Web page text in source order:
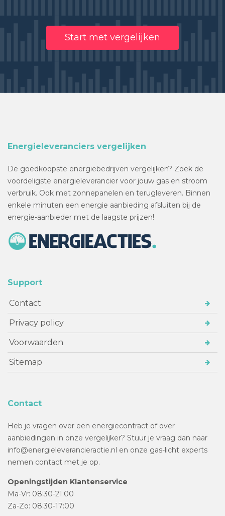
Start met vergelijken
Energieleveranciers vergelijken
De goedkoopste energiebedrijven vergelijken? Zoek de
voordeligste energieleverancier voor jouw gas en stroom
verbruik. Ook met zonnepanelen en terugleveren. Binnen
enkele minuten een energie aanbieding afsluiten bij de
energie-aanbieder met de laagste prijzen!
Support
Contact
Privacy policy
Voorwaarden
Sitemap
Contact
Heb je vragen over een energiecontract of over
aanbiedingen in onze vergelijker? Stuur je vraag dan naar
info@energieleverancieractie.nl en onze gas-licht experts
nemen contact met je op.
Openingstijden Klantenservice
Ma-Vr: 08:30-21:00
Za-Zo: 08:30-17:00